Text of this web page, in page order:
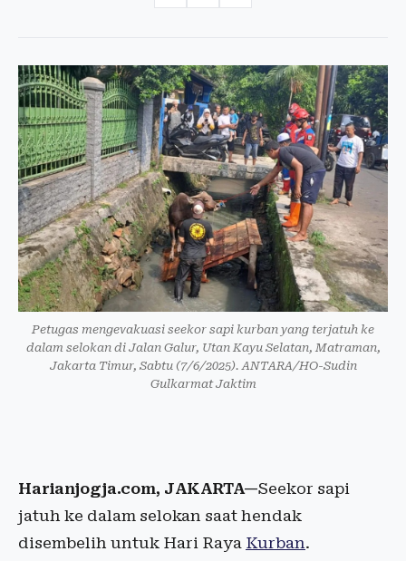
Petugas mengevakuasi seekor sapi kurban yang terjatuh ke
dalam selokan di Jalan Galur, Utan Kayu Selatan, Matraman,
Jakarta Timur, Sabtu (7/6/2025). ANTARA/HO-Sudin
Gulkarmat Jaktim
Harianjogja.com, JAKARTA—Seekor sapi
jatuh ke dalam selokan saat hendak
disembelih untuk Hari Raya Kurban.